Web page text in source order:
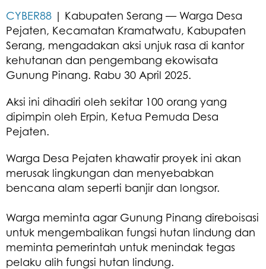
CYBER88 | Kabupaten Serang — Warga Desa
Pejaten, Kecamatan Kramatwatu, Kabupaten
Serang, mengadakan aksi unjuk rasa di kantor
kehutanan dan pengembang ekowisata
Gunung Pinang. Rabu 30 April 2025.
Aksi ini dihadiri oleh sekitar 100 orang yang
dipimpin oleh Erpin, Ketua Pemuda Desa
Pejaten.
Warga Desa Pejaten khawatir proyek ini akan
merusak lingkungan dan menyebabkan
bencana alam seperti banjir dan longsor.
Warga meminta agar Gunung Pinang direboisasi
untuk mengembalikan fungsi hutan lindung dan
meminta pemerintah untuk menindak tegas
pelaku alih fungsi hutan lindung.